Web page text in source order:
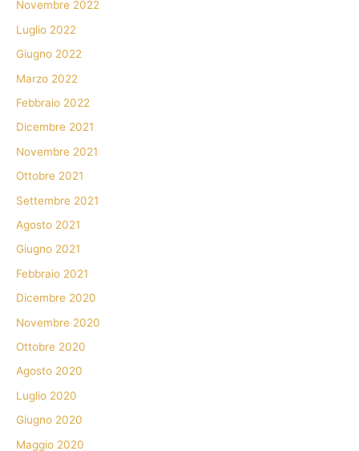
Novembre 2022
Luglio 2022
Giugno 2022
Marzo 2022
Febbraio 2022
Dicembre 2021
Novembre 2021
Ottobre 2021
Settembre 2021
Agosto 2021
Giugno 2021
Febbraio 2021
Dicembre 2020
Novembre 2020
Ottobre 2020
Agosto 2020
Luglio 2020
Giugno 2020
Maggio 2020